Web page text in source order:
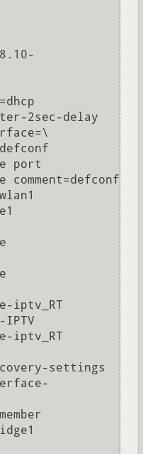
2sec-delay
port
comment=defconf
iptv_RT
iptv_RT